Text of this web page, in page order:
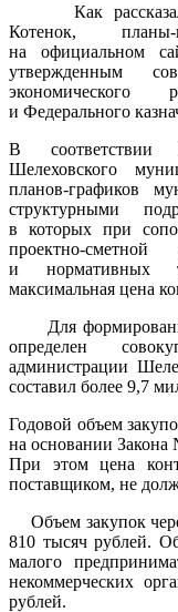
Как рассказала
Котенок,
на официальном
утвержденным
экономического
и Федерального
В соответствии
Шелеховского
планов-графиков
структурными
в которых при
проектно-
и нормативных
максимальная цена
Для формирования
определен
администрации
составил более 9,7
Годовой объем
на основании
При этом цена
поставщиком, не
Объем закупок
810 тысяч рублей.
малого
некоммерческих
рублей.